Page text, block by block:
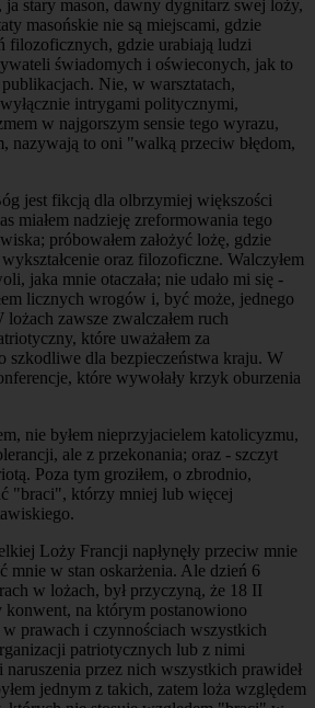
ja stary mason, dawny dygnitarz swej loży,
masońskie nie są miejscami, gdzie
filozoficznych, gdzie urabiają ludzi
świadomych i oświeconych, jak to
Nie, w warsztatach,
intrygami politycznymi,
w najgorszym sensie tego wyrazu,
nazywają to oni "walką przeciw błędom,
jest fikcją dla olbrzymiej większości
miałem nadzieję zreformowania tego
próbowałem założyć lożę, gdzie
oraz filozoficzne. Walczyłem
jaka mnie otaczała; nie udało mi się -
licznych wrogów i, być może, jednego
zawsze zwalczałem ruch
które uważałem za
szkodliwe dla bezpieczeństwa kraju. W
które wywołały krzyk oburzenia
nie byłem nieprzyjacielem katolicyzmu,
ale z przekonania; oraz - szczyt
Poza tym groziłem, o zbrodnio,
"braci", którzy mniej lub więcej
Loży Francji napłynęły przeciw mnie
mnie w stan oskarżenia. Ale dzień 6
w lożach, był przyczyną, że 18 II
konwent, na którym postanowiono
prawach i czynnościach wszystkich
patriotycznych lub z nimi
przez nich wszystkich prawideł
jednym z takich, zatem loża względem